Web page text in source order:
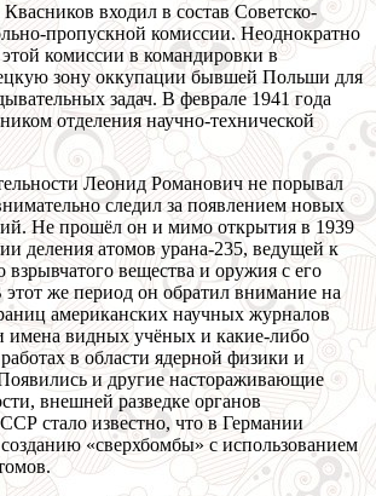
входил в состав Советско-
пропускной комиссии. Неоднократно
комиссии в командировки в
зону оккупации бывшей Польши для
задач. В феврале 1941 года
отделения научно-технической
Леонид Романович не порывал
следил за появлением новых
Не прошёл он и мимо открытия в 1939
деления атомов урана-235, ведущей к
взрывчатого вещества и оружия с его
же период он обратил внимание на
американских научных журналов
имена видных учёных и какие-либо
в области ядерной физики и
и другие настораживающие
внешней разведке органов
стало известно, что в Германии
«сверхбомбы» с использованием